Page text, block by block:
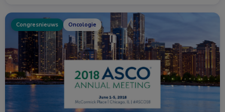
Congresnieuws Oncologie